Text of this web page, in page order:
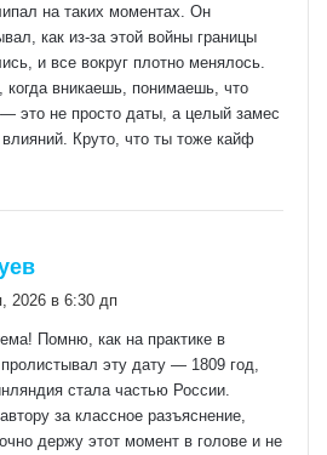
на таких моментах. Он
как из-за этой войны границы
и все вокруг плотно менялось.
когда вникаешь, понимаешь, что
— это не просто даты, а целый замес
влияний. Круто, что ты тоже кайф
2026 в 6:30 дп
Помню, как на практике в
эту дату — 1809 год,
стала частью России.
за классное разъяснение,
держу этот момент в голове и не